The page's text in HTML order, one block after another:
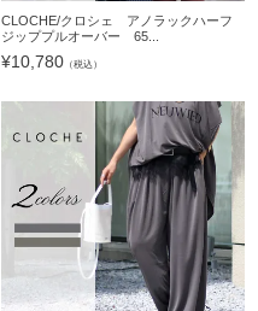
CLOCHE/クロシェ アノラックハーフ
ジッププルオーバー 65...
¥10,780 （税込）